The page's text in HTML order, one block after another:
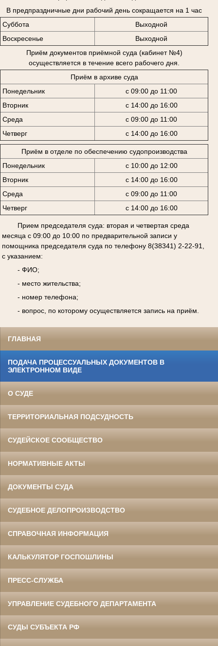
В предпраздничные дни рабочий день сокращается на 1 час
Суббота
Выходной
Воскресенье
Выходной
Приём документов приёмной суда (кабинет №4)
осуществляется в течение всего рабочего дня.
Приём в архиве суда
Понедельник
с 09:00 до 11:00
Вторник
с 14:00 до 16:00
Среда
с 09:00 до 11:00
Четверг
с 14:00 до 16:00
Приём в отделе по обеспечению судопроизводства
Понедельник
с 10:00 до 12:00
Вторник
с 14:00 до 16:00
Среда
с 09:00 до 11:00
Четверг
с 14:00 до 16:00
Прием председателя суда: вторая и четвертая среда
месяца с 09:00 до 10:00 по предварительной записи у
помощника председателя суда по телефону 8(38341) 2-22-91,
с указанием:
- ФИО;
- место жительства;
- номер телефона;
- вопрос, по которому осуществляется запись на приём.
ГЛАВНАЯ
ПОДАЧА ПРОЦЕССУАЛЬНЫХ ДОКУМЕНТОВ В
ЭЛЕКТРОННОМ ВИДЕ
О СУДЕ
ТЕРРИТОРИАЛЬНАЯ ПОДСУДНОСТЬ
СУДЕЙСКОЕ СООБЩЕСТВО
НОРМАТИВНЫЕ АКТЫ
ДОКУМЕНТЫ СУДА
СУДЕБНОЕ ДЕЛОПРОИЗВОДСТВО
СПРАВОЧНАЯ ИНФОРМАЦИЯ
КАЛЬКУЛЯТОР ГОСПОШЛИНЫ
ПРЕСС-СЛУЖБА
УПРАВЛЕНИЕ СУДЕБНОГО ДЕПАРТАМЕНТА
СУДЫ СУБЪЕКТА РФ